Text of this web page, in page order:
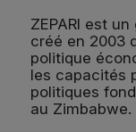
ZEPARI est
créé en 2003
politique
les capacités
politiques
au Zimbabwe.